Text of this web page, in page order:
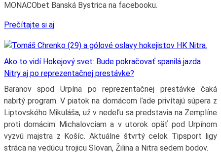
MONACObet Banská Bystrica na facebooku.
Prečítajte si aj
Ako to vidí Hokejový svet: Bude pokračovať spanilá jazda
Nitry aj po reprezentačnej prestávke?
Baranov spod Urpína po reprezentačnej prestávke čaká
nabitý program. V piatok na domácom ľade privítajú súpera z
Liptovského Mikuláša, už v nedeľu sa predstavia na Zemplíne
proti domácim Michalovciam a v utorok opäť pod Urpínom
vyzvú majstra z Košíc. Aktuálne štvrtý celok Tipsport ligy
stráca na vedúcu trojicu Slovan, Žilina a Nitra sedem bodov.